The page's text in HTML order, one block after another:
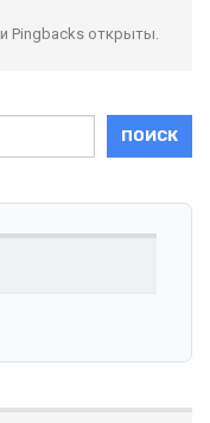
и Pingbacks открыты.
ПОИСК